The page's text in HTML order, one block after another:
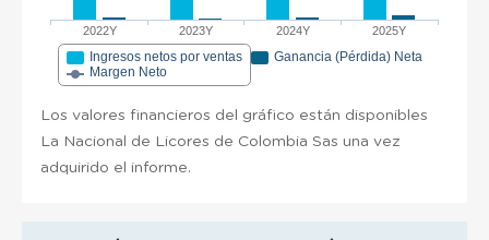
2022Y 2023Y 2024Y 2025Y
Ingresos netos por ventas
Ganancia (Pérdida) Neta
Margen Neto
Los valores financieros del gráfico están disponibles
La Nacional de Licores de Colombia Sas una vez
adquirido el informe.